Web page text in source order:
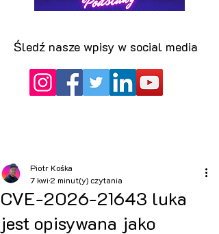
Śledź nasze wpisy w social media
CVE-2026-21643 luka
jest opisywana jako
Piotr Kośka
7 kwi 2 minut(y) czytania